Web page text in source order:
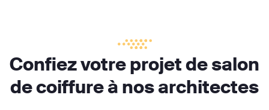
Confiez votre projet de salon
de coiffure à nos architectes